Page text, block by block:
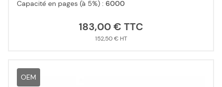
Capacité en pages (à 5%) : 6000
183,00 €
152,50 €
OEM